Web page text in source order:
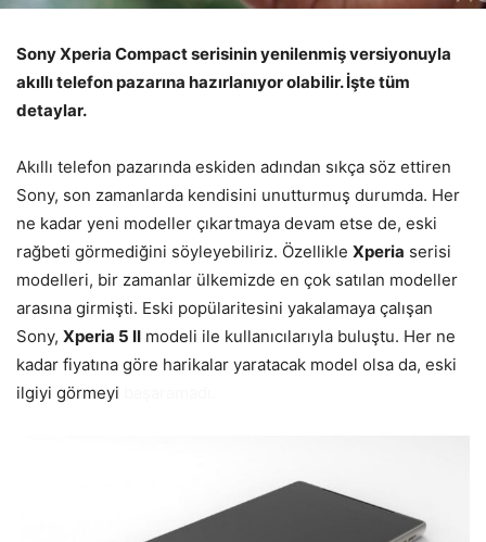
Sony Xperia Compact serisinin yenilenmiş versiyonuyla
akıllı telefon pazarına hazırlanıyor olabilir. İşte tüm
detaylar.
Akıllı telefon pazarında eskiden adından sıkça söz ettiren
Sony, son zamanlarda kendisini unutturmuş durumda. Her
ne kadar yeni modeller çıkartmaya devam etse de, eski
rağbeti görmediğini söyleyebiliriz. Özellikle Xperia serisi
modelleri, bir zamanlar ülkemizde en çok satılan modeller
arasına girmişti. Eski popülaritesini yakalamaya çalışan
Sony, Xperia 5 II modeli ile kullanıcılarıyla buluştu. Her ne
kadar fiyatına göre harikalar yaratacak model olsa da, eski
ilgiyi görmeyi